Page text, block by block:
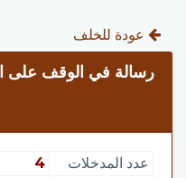
عودة للخلف
رسالة في الوقف على
عدد المدخلات
4